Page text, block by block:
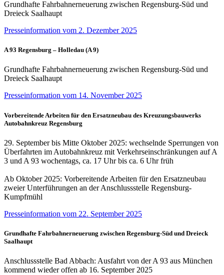
Grundhafte Fahrbahnerneuerung zwischen Regensburg-Süd und
Dreieck Saalhaupt
Presseinformation vom 2. Dezember 2025
A 93 Regensburg – Holledau (A 9)
Grundhafte Fahrbahnerneuerung zwischen Regensburg-Süd und
Dreieck Saalhaupt
Presseinformation vom 14. November 2025
Vorbereitende Arbeiten für den Ersatzneubau des Kreuzungsbauwerks
Autobahnkreuz Regensburg
29. September bis Mitte Oktober 2025: wechselnde Sperrungen von
Überfahrten im Autobahnkreuz mit Verkehrseinschränkungen auf A
3 und A 93 wochentags, ca. 17 Uhr bis ca. 6 Uhr früh
Ab Oktober 2025: Vorbereitende Arbeiten für den Ersatzneubau
zweier Unterführungen an der Anschlussstelle Regensburg-
Kumpfmühl
Presseinformation vom 22. September 2025
Grundhafte Fahrbahnerneuerung zwischen Regensburg-Süd und Dreieck
Saalhaupt
Anschlussstelle Bad Abbach: Ausfahrt von der A 93 aus München
kommend wieder offen ab 16. September 2025